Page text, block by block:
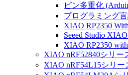
ピン多重化
プログラミング
XIAO RP2350
Seeed Studio
XIAO RP2350
XIAO nRF52840シリー
XIAO nRF54L15シリー